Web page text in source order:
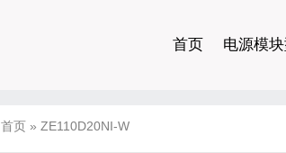
首页 电源模
首页 » ZE110D20NI-W